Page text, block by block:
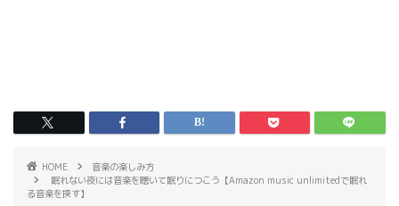
HOME
音楽の楽しみ方
眠れない夜には音楽を聴いて眠りにつこう【Amazon music unlimitedで眠れ
る音楽を探す】